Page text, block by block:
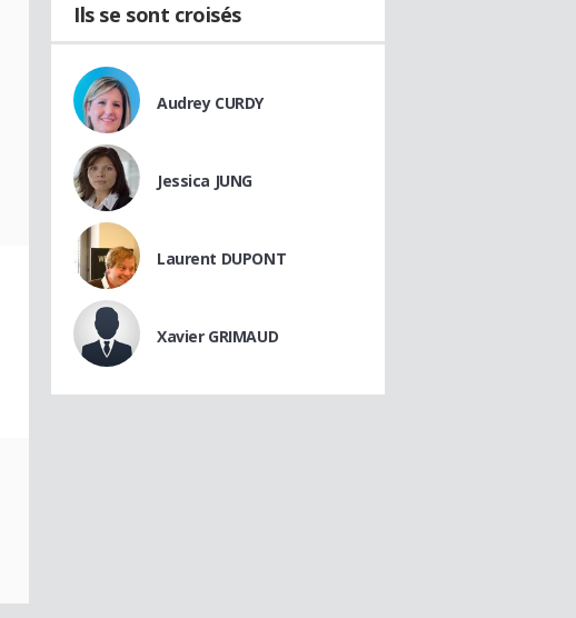
Ils se sont croisés
Audrey CURDY
Jessica JUNG
Laurent DUPONT
Xavier GRIMAUD